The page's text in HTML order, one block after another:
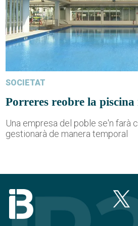
SOCIETAT
Porreres reobre la
Una empresa del poble se'n farà
gestionarà de manera temporal